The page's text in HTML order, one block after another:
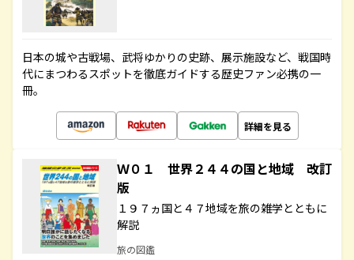
日本の城や古戦場、武将ゆかりの史跡、展示施設など、戦国時
代にまつわるスポットを徹底ガイドする歴史ファン必携の一
冊。
詳細を見る
Ｗ０１ 世界２４４の国と地域 改訂
版
１９７ヵ国と４７地域を旅の雑学とともに
解説
旅の図鑑